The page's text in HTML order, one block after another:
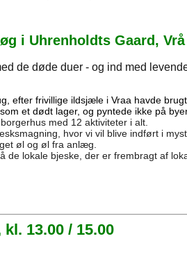
i Uhrenholdts Gaard, Vrå
de døde duer - og ind med
efter frivillige ildsjæle i Vraa havde
et dødt lager, og pyntede ikke på
med 12 aktiviteter i alt.
hvor vi vil blive indført i
øl og øl fra anlæg.
de lokale bjeske, der er frembragt af
13.00 / 15.00